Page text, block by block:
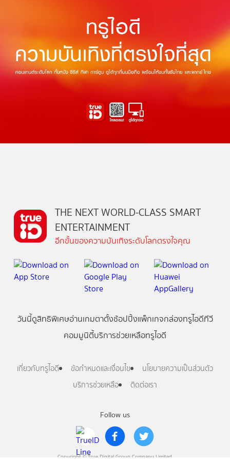
Follow us
Copyright © True Digital Group Company Limited.
THE NEXT WORLD-CLASS SMART
ENTERTAINMENT
อีกขั้นของความบันเทิงระดับโลกตรงใจคุณ
วันนี้ดูสิทธิพิเศษอ่านเกมตาตั้งช้อปปิ้งแพ็กเกจกล่องทรูไอดีทีวี
คอมมูนิตี้บริการช่วยเหลือทรูไอดี
เกี่ยวกับทรูไอดี ข้อกำหนดและเงื่อนไข
นโยบายความเป็นส่วนตัว
บริการช่วยเหลือ
ติดต่อเรา